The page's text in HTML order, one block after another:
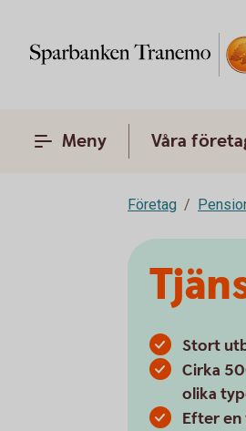
Meny Våra
Företag
Stort
Cirka
olika
Efter